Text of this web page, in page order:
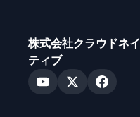
株式会社クラウドネイ
ティブ